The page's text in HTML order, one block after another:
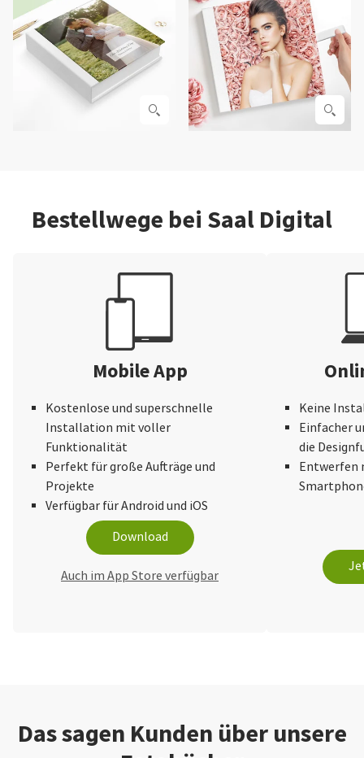
Bestellwege bei Saal Digital
Mobile App
Kostenlose und superschnelle
Installation mit voller
Funktionalität
Perfekt für große Aufträge und
Projekte
Verfügbar für Android und iOS
Download
Auch im App Store verfügbar
Keine
Einfacher
die
Entwerfen
Das sagen Kunden über unsere